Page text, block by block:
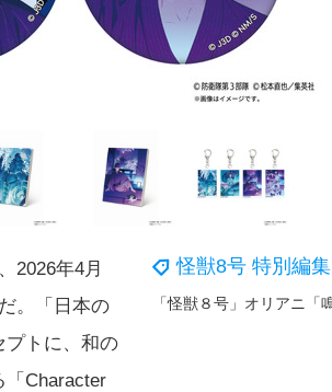
怪獣8号 特別編集
2026年4月
。「日本の
プトに、和の
「Character